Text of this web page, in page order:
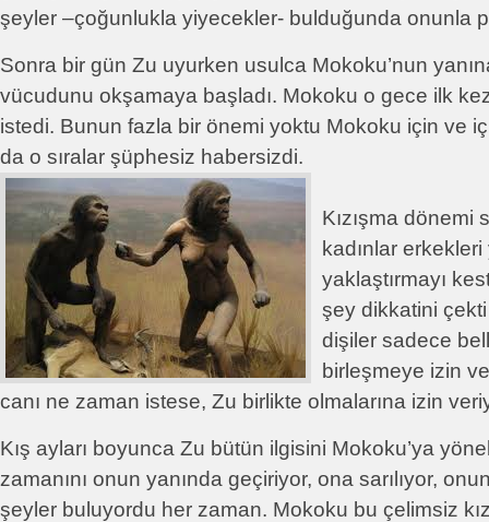
şeyler –çoğunlukla yiyecekler- bulduğunda onunla
Sonra bir gün Zu uyurken usulca Mokoku’nun
vücudunu okşamaya başladı. Mokoku o gece ilk
istedi. Bunun fazla bir önemi yoktu Mokoku için ve
da o sıralar şüphesiz habersizdi.
Kızışma dönemi
kadınlar erkekleri
yaklaştırmayı
şey dikkatini
dişiler sadece
birleşmeye izin
canı ne zaman istese, Zu birlikte olmalarına izin
Kış ayları boyunca Zu bütün ilgisini Mokoku’ya
zamanını onun yanında geçiriyor, ona sarılıyor,
şeyler buluyordu her zaman. Mokoku bu çelimsiz